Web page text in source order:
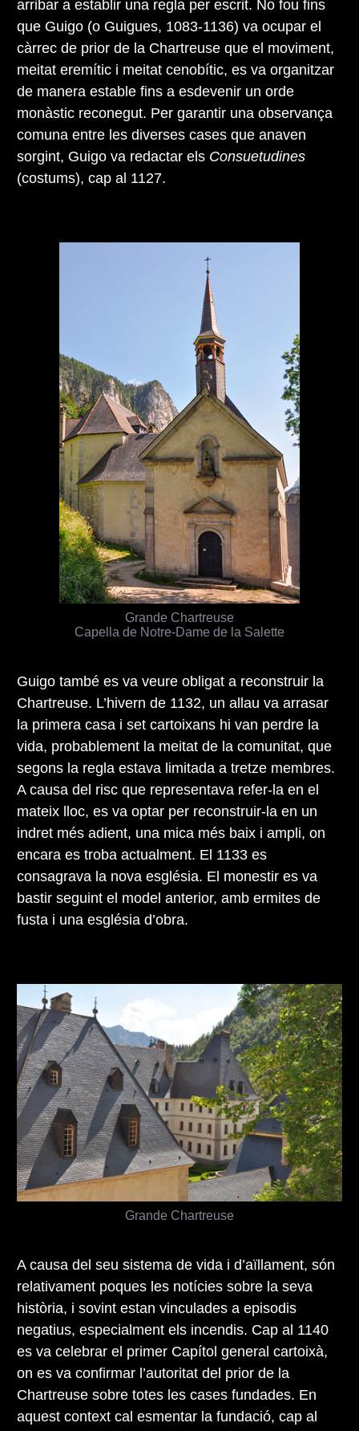
arribar a establir una regla per escrit. No fou fins
que Guigo (o Guigues, 1083-1136) va ocupar el
càrrec de prior de la Chartreuse que el moviment,
meitat eremític i meitat cenobític, es va organitzar
de manera estable fins a esdevenir un orde
monàstic reconegut. Per garantir una observança
comuna entre les diverses cases que anaven
sorgint, Guigo va redactar els Consuetudines
(costums), cap al 1127.
Grande Chartreuse
Capella de Notre-Dame de la Salette
Guigo també es va veure obligat a reconstruir la
Chartreuse. L’hivern de 1132, un allau va arrasar
la primera casa i set cartoixans hi van perdre la
vida, probablement la meitat de la comunitat, que
segons la regla estava limitada a tretze membres.
A causa del risc que representava refer-la en el
mateix lloc, es va optar per reconstruir-la en un
indret més adient, una mica més baix i ampli, on
encara es troba actualment. El 1133 es
consagrava la nova església. El monestir es va
bastir seguint el model anterior, amb ermites de
fusta i una església d’obra.
A causa del seu sistema de vida i d’aïllament, són
relativament poques les notícies sobre la seva
història, i sovint estan vinculades a episodis
negatius, especialment els incendis. Cap al 1140
es va celebrar el primer Capítol general cartoixà,
on es va confirmar l’autoritat del prior de la
Chartreuse sobre totes les cases fundades. En
aquest context cal esmentar la fundació, cap al
Grande Chartreuse